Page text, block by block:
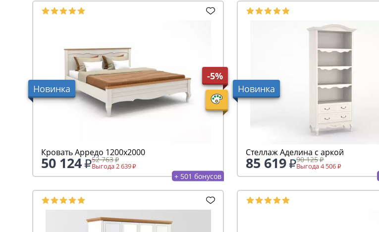
Новинка
-5%
Кровать Арредо 1200х2000
50 124 52 763
Выгода 2 639
+ 501 бонусов
Новинка
Стеллаж Аделина с аркой
85 619 90 125
Выгода 4 506